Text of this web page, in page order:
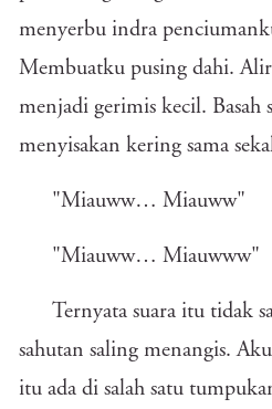
menyerbu indra
Membuatku pusing dahi.
menjadi gerimis kecil. Basah
menyisakan kering sama
"Miauww… Miauww"
"Miauww… Miauwww"
Ternyata suara itu tidak
sahutan saling menangis.
itu ada di salah satu